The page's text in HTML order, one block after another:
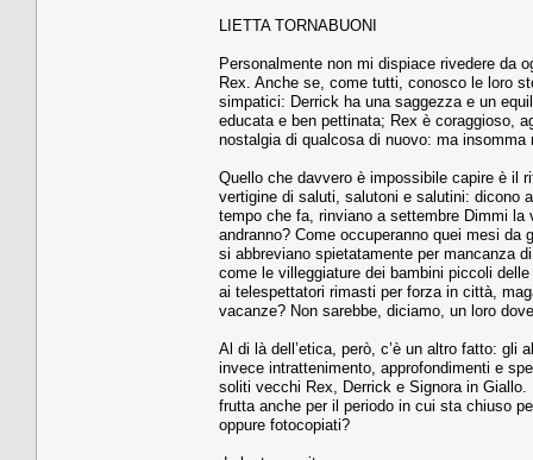
LIETTA TORNABUONI
Personalmente non mi dispiace rivedere da
Rex. Anche se, come tutti, conosco le loro
simpatici: Derrick ha una saggezza e un
educata e ben pettinata; Rex è coraggioso,
nostalgia di qualcosa di nuovo: ma
Quello che davvero è impossibile capire è il
vertigine di saluti, salutoni e salutini: dicono
tempo che fa, rinviano a settembre Dimmi la
andranno? Come occuperanno quei mesi
si abbreviano spietatamente per mancanza
come le villeggiature dei bambini piccoli
ai telespettatori rimasti per forza in città,
vacanze? Non sarebbe, diciamo, un loro
Al di là dell’etica, però, c’è un altro fatto: gli
invece intrattenimento, approfondimenti e
soliti vecchi Rex, Derrick e Signora in
frutta anche per il periodo in cui sta chiuso
oppure fotocopiati?